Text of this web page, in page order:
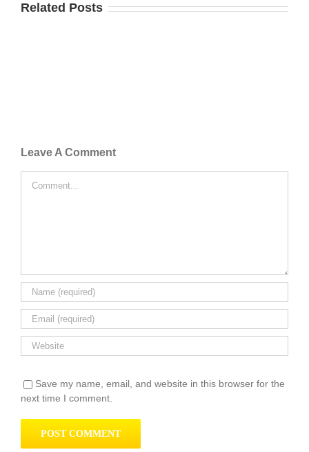
Related Posts
Leave A Comment
Save my name, email, and website in this browser for the
next time I comment.